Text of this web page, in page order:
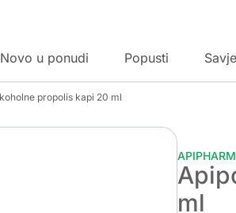
Novo u ponudi Popusti
propolis kapi 20 ml
ml